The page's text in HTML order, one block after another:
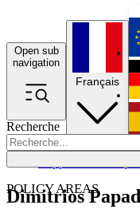
Open sub
navigation
Recherche
POLICY AREAS
Français
Dimitrios